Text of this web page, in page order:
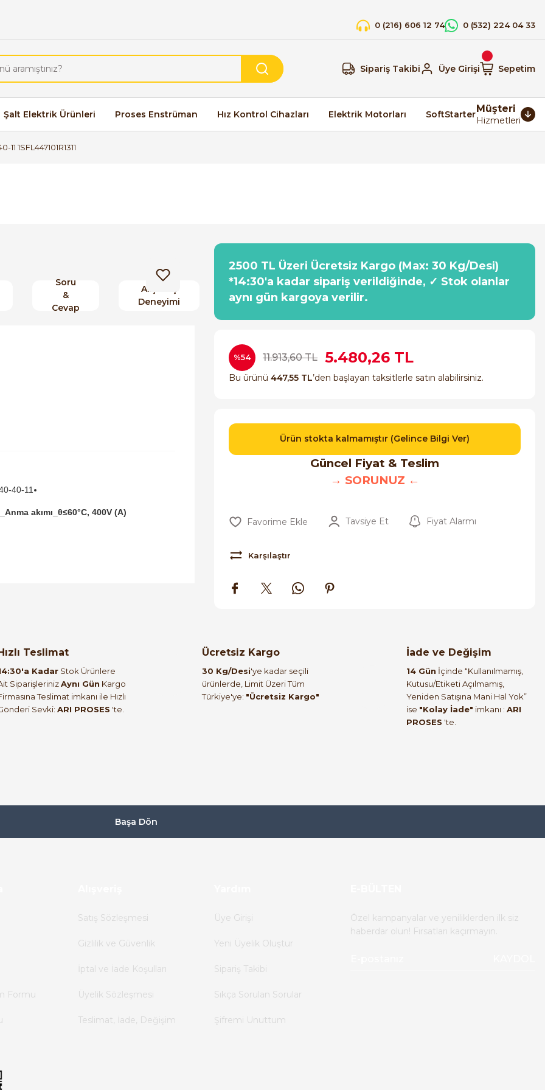
0 (216) 606 12 74 0 (532) 224 04 33
Sipariş Takibi Üye Girişi Sepetim
Şalt Elektrik Ürünleri Proses Enstrüman Hız Kontrol Cihazları Elektrik Motorları SoftStarterMüşteri
Hizmetleri
11 1SFL447101R1311
Soru
&
Cevap
Alışveriş
Deneyimi
40-11
akımı_θ≤60°C, 400V (A)
2500 TL Üzeri Ücretsiz Kargo (Max: 30 Kg/Desi)
*14:30'a kadar sipariş verildiğinde, ✓ Stok olanlar
aynı gün kargoya verilir.
%54 11.913,60 TL 5.480,26 TL
Bu ürünü 447,55 TL’den başlayan taksitlerle satın alabilirsiniz.
Ürün stokta kalmamıştır (Gelince Bilgi Ver)
Güncel Fiyat & Teslim
→ SORUNUZ ←
Tavsiye Et Fiyat Alarmı
Karşılaştır
Hızlı Teslimat
Kadar Stok Ürünlere
SiparişlerinizAynı Gün Kargo
Teslimat imkanı ile Hızlı
Sevki: ARI PROSES 'te.
Ücretsiz Kargo
30 Kg/Desi'ye kadar seçili
ürünlerde, Limit Üzeri Tüm
Türkiye'ye: "Ücretsiz Kargo"
İade ve Değişim
14 Gün İçinde “Kullanılmamış,
Kutusu/Etiketi Açılmamış,
Yeniden Satışına Mani Hal Yok”
ise "Kolay İade" imkanı : ARI
PROSES 'te.
Başa Dön
Formu
Satış Sözleşmesi
Gizlilik ve Güvenlik
İptal ve İade Koşulları
Üyelik Sözleşmesi
Teslimat, İade, Değişim
Üye Girişi
Yeni Üyelik Oluştur
Sipariş Takibi
Sıkça Sorulan Sorular
Şifremi Unuttum
Özel kampanyalar ve yeniliklerden ilk siz
haberdar olun! Fırsatları kaçırmayın.